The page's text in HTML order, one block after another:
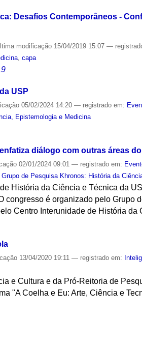
Desafios Contemporâneos -
modificação 15/04/2019 15:07—
,capa
USP
05/02/2024 14:20— registrado em:
Epistemologia e Medicina
diálogo com outras áreas
02/01/2024 09:01— registrado em:
,Grupo de Pesquisa Khronos: História da
História da Ciência e Técnica da
congresso é organizado pelo Grupo
Centro Interunidade de História da
13/04/2020 19:11— registrado em:
e Cultura e da Pró-Reitoria de
"A Coelha e Eu: Arte, Ciência e